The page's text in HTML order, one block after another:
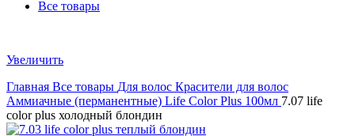
Все товары
Увеличить
Главная Все товары Для волос Красители для волос
Аммиачные (перманентные) Life Color Plus 100мл 7.07 life
color plus холодный блондин